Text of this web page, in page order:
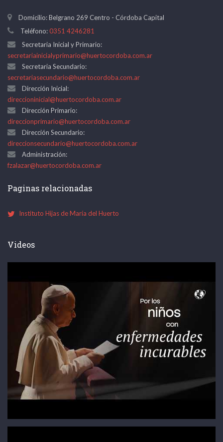
Domicilio: Belgrano 269 Centro - Córdoba Capital
Teléfono:0351 4246281
Secretaria Inicial y Primario:
secretariainicialyprimario@huertocordoba.com.ar
Secretaria Secundario:
secretariasecundario@huertocordoba.com.ar
Dirección Inicial:
direccioninicial@huertocordoba.com.ar
Dirección Primario:
direccionprimario@huertocordoba.com.ar
Dirección Secundario:
direccionsecundario@huertocordoba.com.ar
Administración:
fzalazar@huertocordoba.com.ar
Paginas relacionadas
Instituto Hijas de María del Huerto
Videos